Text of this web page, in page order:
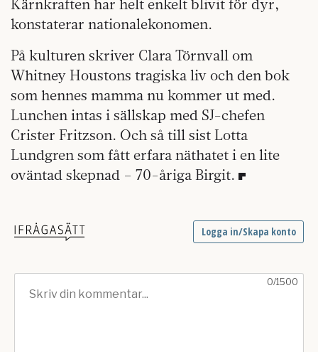
Kärnkraften har helt enkelt blivit för dyr,
konstaterar nationalekonomen.
På kulturen skriver Clara Törnvall om
Whitney Houstons tragiska liv och den bok
som hennes mamma nu kommer ut med.
Lunchen intas i sällskap med SJ-chefen
Crister Fritzson. Och så till sist Lotta
Lundgren som fått erfara näthatet i en lite
oväntad skepnad – 70-åriga Birgit.